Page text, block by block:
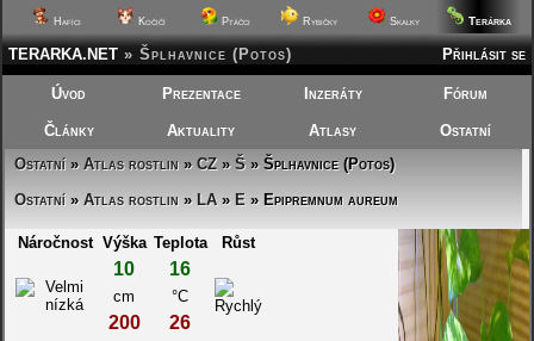
Hafíci Kočičí Ptáčci Rybičky Skalky Terárka
Přihlásit se
TERARKA.NET » Šplhavnice (Potos)
Úvod Prezentace Inzeráty Fórum
Články Aktuality Atlasy
Ostatní
Ostatní» Atlas rostlin» CZ» Š» Šplhavnice (Potos)
Ostatní» Atlas rostlin» LA» E» Epipremnum aureum
Náročnost Výška Teplota Růst
10 16
cm °C
200 26